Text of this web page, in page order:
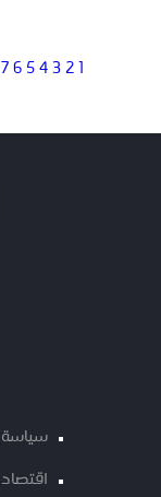
1
2
3
4
5
6
7
سياسة